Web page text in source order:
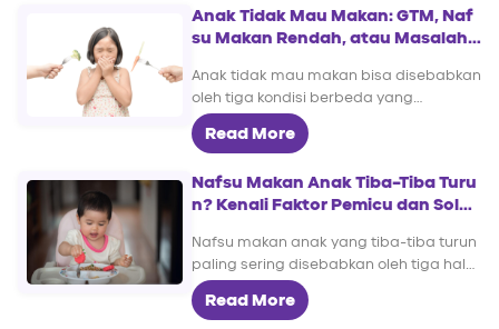
Anak Tidak Mau Makan: GTM, Naf
su Makan Rendah, atau Masalah
Anak tidak mau makan bisa disebabkan
oleh tiga kondisi berbeda yang
membutuhkan penanganan berbeda
pula. Pertama, GTM atau behavioral,
sebenarnya masih lapar. Kedua, nafsu
makan anak rendah secara fisiologis,
kemungkinan kekurangan mikronutrien
tertentu. Ketiga, masalah medis seperti
sariawan, infeksi, GERD, sembelit, atau
gangguan menelan yang […]
Read More
Nafsu Makan Anak Tiba-Tiba Turu
n? Kenali Faktor Pemicu dan Solus
Nafsu makan anak yang tiba-tiba turun
paling sering disebabkan oleh tiga hal
yang sebenarnya normal, yaitu
perlambatan pertumbuhan (growth
Read More